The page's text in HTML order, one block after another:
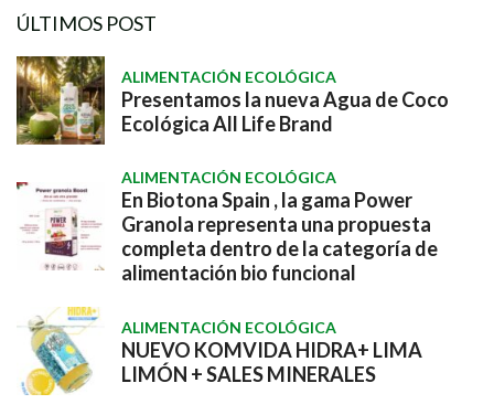
ÚLTIMOS POST
ALIMENTACIÓN ECOLÓGICA
Presentamos la nueva Agua de Coco
Ecológica All Life Brand
ALIMENTACIÓN ECOLÓGICA
En Biotona Spain , la gama Power
Granola representa una propuesta
completa dentro de la categoría de
alimentación bio funcional
ALIMENTACIÓN ECOLÓGICA
NUEVO KOMVIDA HIDRA+ LIMA
LIMÓN + SALES MINERALES